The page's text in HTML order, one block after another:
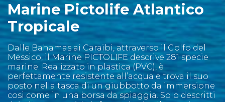
Marine Pictolife Atlantico
Tropicale
Dalle Bahamas ai Caraibi, attraverso il Golfo del
Messico, il Marine PICTOLIFE descrive 281 specie
marine. Realizzato in plastica (PVC), è
perfettamente resistente all’acqua e trova il suo
posto nella tasca di un giubbotto da immersione
cosi come in una borsa da spiaggia. Solo descritti